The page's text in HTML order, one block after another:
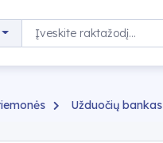
Paieška
Užduočių bankas